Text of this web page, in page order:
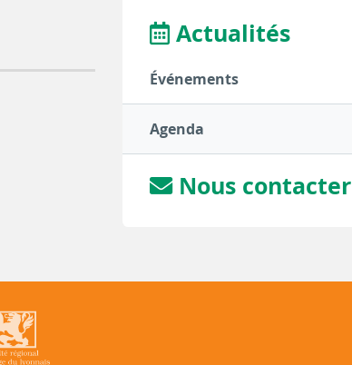
Actualités
Événements
Agenda
Nous contacter